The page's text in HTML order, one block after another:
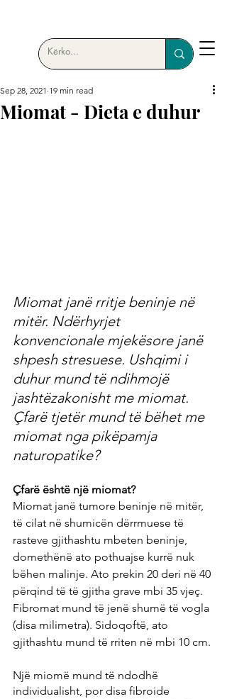
Miomat - Dieta e duhur
Sep 28, 2021 19 min read
Miomat janë rritje beninje në
mitër. Ndërhyrjet
konvencionale mjekësore janë
shpesh stresuese. Ushqimi i
duhur mund të ndihmojë
jashtëzakonisht me miomat.
Çfarë tjetër mund të bëhet me
miomat nga pikëpamja
naturopatike?
Çfarë është një miomat?
Miomat janë tumore beninje në mitër,
të cilat në shumicën dërrmuese të
rasteve gjithashtu mbeten beninje,
domethënë ato pothuajse kurrë nuk
bëhen malinje. Ato prekin 20 deri në 40
përqind të të gjitha grave mbi 35 vjeç.
Fibromat mund të jenë shumë të vogla
(disa milimetra). Sidoqoftë, ato
gjithashtu mund të rriten në mbi 10 cm.
Një miomë mund të ndodhë
individualisht, por disa fibroide